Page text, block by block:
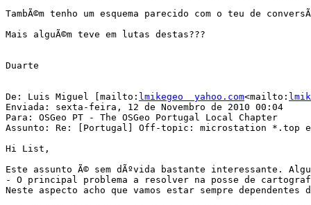
TambÃ©m tenho um esquema parecido com o teu de
Mais alguÃ©m teve em lutas destas???
Duarte
De: Luis Miguel [mailto: lmikegeo  yahoo.com<mailto:
Enviada: sexta-feira, 12 de Novembro de 2010 00:04
Para: OSGeo PT - The OSGeo Portugal Local Chapter
Assunto: Re: [Portugal] Off-topic: microstation *.top
Hi List,
Este assunto Ã© sem dÃºvida bastante interessante.
- O principal problema a resolver na posse de
Neste aspecto acho que vamos estar sempre